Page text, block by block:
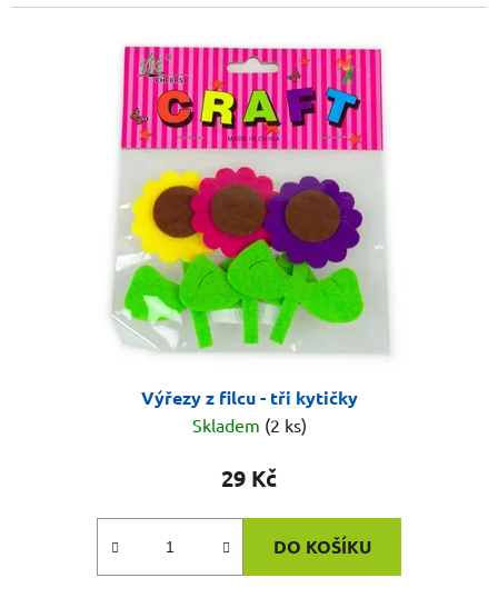
Výřezy z filcu - tři kytičky
Skladem (2 ks)
29 Kč
DO KOŠÍKU